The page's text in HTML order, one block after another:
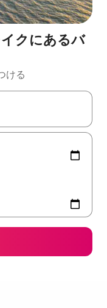
クにあるバ
ける
ーを使って移動するか